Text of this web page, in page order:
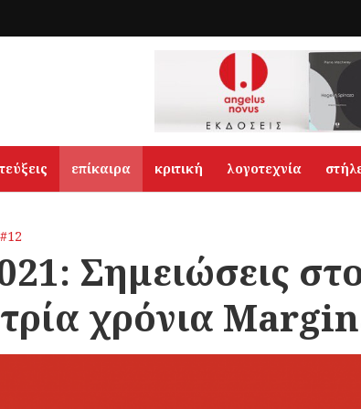
επίκαιρα κριτική λογοτεχνία
Σημειώσεις
χρόνια